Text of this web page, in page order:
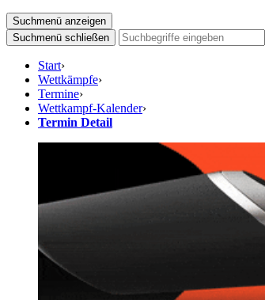
Suchmenü anzeigen
Suchmenü schließen
Start›
Wettkämpfe›
Termine›
Wettkampf-Kalender›
Termin Detail